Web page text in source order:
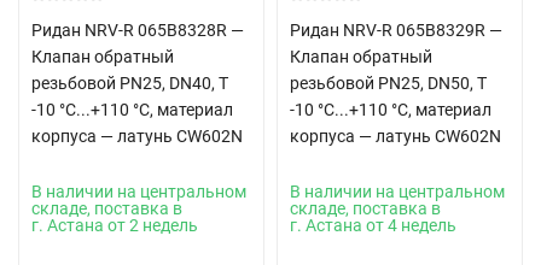
Ридан NRV-R 065B8328R —
Клапан обратный
резьбовой PN25, DN40, Т
-10 °C...+110 °C, материал
корпуса — латунь CW602N
В наличии на центральном
складе, поставка в
г. Астана от 2 недель
Ридан NRV-R 065B8329R —
Клапан обратный
резьбовой PN25, DN50, Т
-10 °C...+110 °C, материал
корпуса — латунь CW602N
В наличии на центральном
складе, поставка в
г. Астана от 4 недель